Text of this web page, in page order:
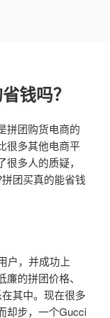
钱吗？
拼团购货电商的
很多其他电商平
多人的质疑，
团买真的能省钱
户，并成功上
的拼团价格、
其中。现在很多
却步，一个Gucci